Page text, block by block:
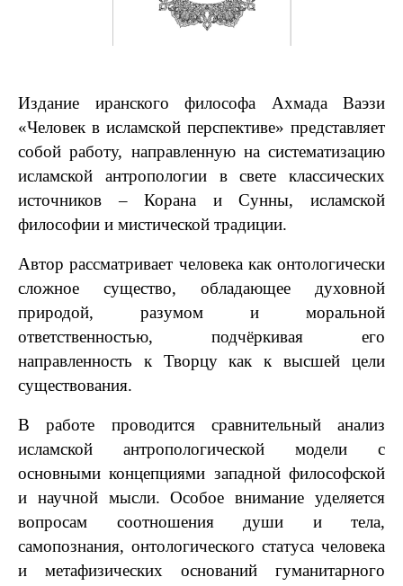
Издание иранского философа Ахмада Ваэзи
«Человек в исламской перспективе» представляет
собой работу, направленную на систематизацию
исламской антропологии в свете классических
источников – Корана и Сунны, исламской
философии и мистической традиции.
Автор рассматривает человека как онтологически
сложное существо, обладающее духовной
природой, разумом и моральной
ответственностью, подчёркивая его
направленность к Творцу как к высшей цели
существования.
В работе проводится сравнительный анализ
исламской антропологической модели с
основными концепциями западной философской
и научной мысли. Особое внимание уделяется
вопросам соотношения души и тела,
самопознания, онтологического статуса человека
и метафизических оснований гуманитарного